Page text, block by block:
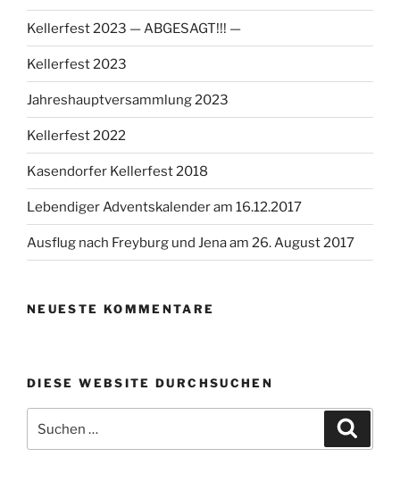
Kellerfest 2023 — ABGESAGT!!! —
Kellerfest 2023
Jahreshauptversammlung 2023
Kellerfest 2022
Kasendorfer Kellerfest 2018
Lebendiger Adventskalender am 16.12.2017
Ausflug nach Freyburg und Jena am 26. August 2017
NEUESTE KOMMENTARE
DIESE WEBSITE DURCHSUCHEN
nach: